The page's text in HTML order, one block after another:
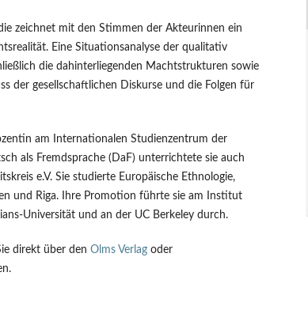
zeichnet mit den Stimmen der Akteurinnen ein
Eine Situationsanalyse der qualitativ
die dahinterliegenden Machtstrukturen sowie
der gesellschaftlichen Diskurse und die Folgen für
am Internationalen Studienzentrum der
als Fremdsprache (DaF) unterrichtete sie auch
e.V. Sie studierte Europäische Ethnologie,
und Riga. Ihre Promotion führte sie am Institut
Universität und an der UC Berkeley durch.
direkt über den Olms Verlag oder